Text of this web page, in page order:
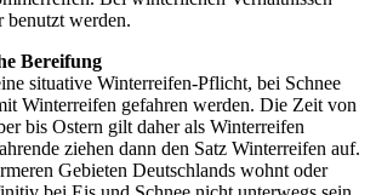
benutzt werden.
Bereifung
situative Winterreifen-Pflicht, bei Schnee
Winterreifen gefahren werden. Die Zeit von
bis Ostern gilt daher als Winterreifen
ziehen dann den Satz Winterreifen auf.
Gebieten Deutschlands wohnt oder